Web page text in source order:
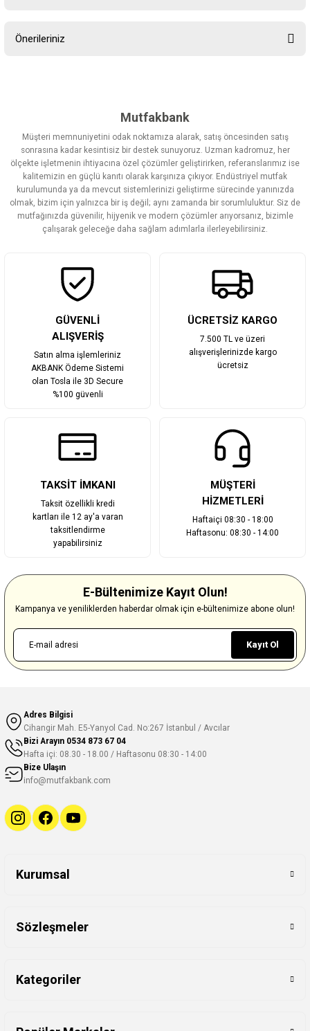
Önerileriniz
Görüş ve önerileriniz için teşekkür ederiz.
Ürün resmi kalitesiz, bozuk veya görüntülenemiyor.
Ürün açıklamasında eksik bilgiler bulunuyor.
Ürün bilgilerinde hatalar bulunuyor.
Ürün fiyatı diğer sitelerden daha pahalı.
Bu ürüne benzer farklı alternatifler olmalı.
Mutfakbank
Müşteri memnuniyetini odak noktamıza alarak, satış öncesinden satış
sonrasına kadar kesintisiz bir destek sunuyoruz. Uzman kadromuz, her
ölçekte işletmenin ihtiyacına özel çözümler geliştirirken, referanslarımız ise
kalitemizin en güçlü kanıtı olarak karşınıza çıkıyor. Endüstriyel mutfak
kurulumunda ya da mevcut sistemlerinizi geliştirme sürecinde yanınızda
olmak, bizim için yalnızca bir iş değil; aynı zamanda bir sorumluluktur. Siz de
mutfağınızda güvenilir, hijyenik ve modern çözümler arıyorsanız, bizimle
çalışarak geleceğe daha sağlam adımlarla ilerleyebilirsiniz.
GÜVENLİ
ALIŞVERİŞ
Satın alma işlemleriniz
AKBANK Ödeme Sistemi
olan Tosla ile 3D Secure
%100 güvenli
ÜCRETSİZ KARGO
7.500 TL ve üzeri
alışverişlerinizde kargo
ücretsiz
TAKSİT İMKANI
Taksit özellikli kredi
kartları ile 12 ay'a varan
taksitlendirme
yapabilirsiniz
MÜŞTERİ
HİZMETLERİ
Haftaiçi 08:30 - 18:00
Haftasonu: 08:30 - 14:00
E-Bültenimize Kayıt Olun!
Kampanya ve yeniliklerden haberdar olmak için e-bültenimize abone olun!
Kayıt Ol
Adres Bilgisi
Cihangir Mah. E5-Yanyol Cad. No:267 İstanbul / Avcılar
Bizi Arayın 0534 873 67 04
Hafta içi: 08.30 - 18.00 / Haftasonu 08:30 - 14:00
Bize Ulaşın
info@mutfakbank.com
Kurumsal
Sözleşmeler
Kategoriler